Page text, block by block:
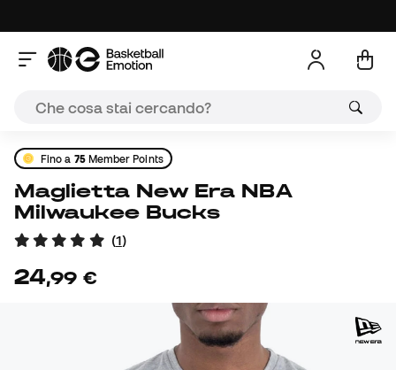
Fino a 75Member Points
Maglietta New Era NBA
Milwaukee Bucks
(1)
24,99 €